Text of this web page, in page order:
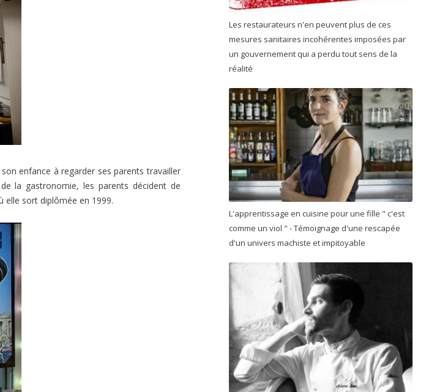
son enfance à regarder ses parents travailler
la gastronomie, les parents décident de
elle sort diplômée en 1999.
Les restaurateurs n'en peuvent plus de ces
mesures sanitaires incohérentes imposées par
un gouvernement qui a perdu tout sens de la
réalité
L'apprentissage en cuisine pour une fille " c'est
comme un viol " - Témoignage d'une rescapée
d'un univers machiste et impitoyable